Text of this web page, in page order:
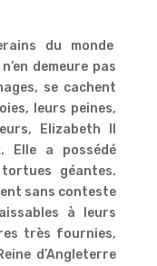
du monde
demeure pas
se cachent
leurs peines,
Elizabeth II
Elle a possédé
géantes.
sans conteste
à leurs
très fournies,
d’Angleterre